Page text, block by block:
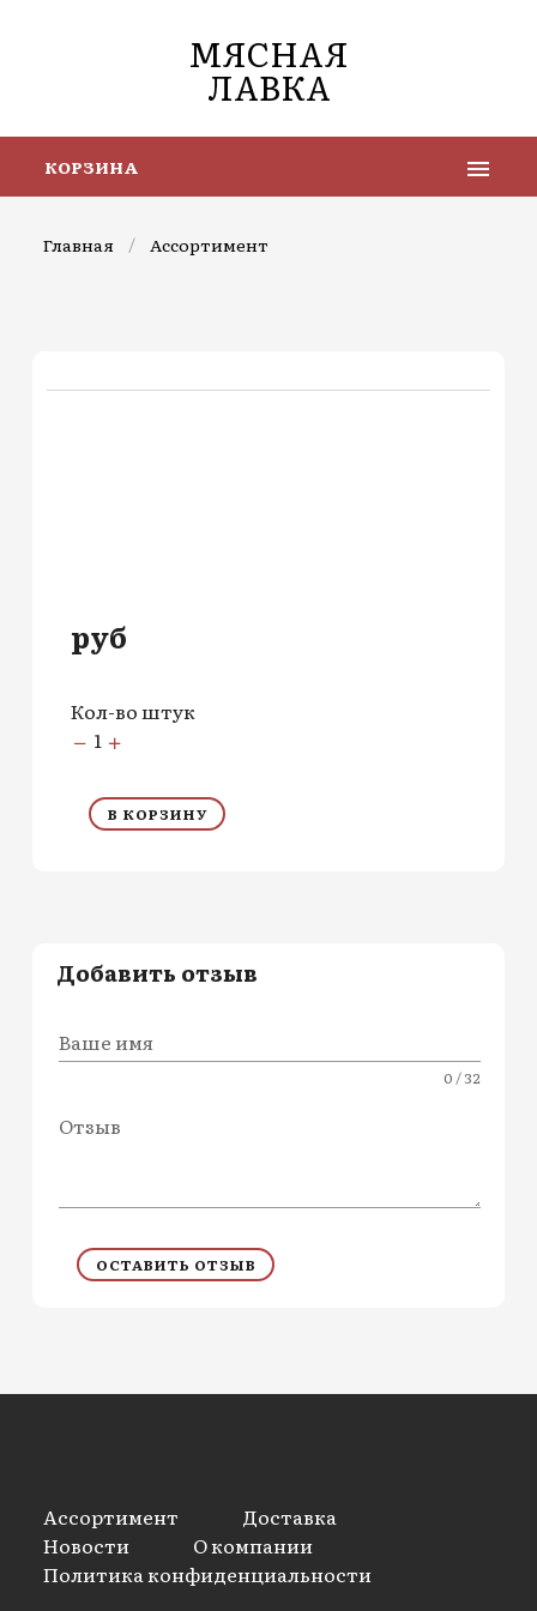
МЯСНАЯ
ЛАВКА
КОРЗИНА
Главная / Ассортимент
руб
Кол-во штук
1
В КОРЗИНУ
Добавить отзыв
Ваше имя
0 / 32
Отзыв
ОСТАВИТЬ ОТЗЫВ
Ассортимент
Доставка
Новости
О компании
Политика конфиденциальности